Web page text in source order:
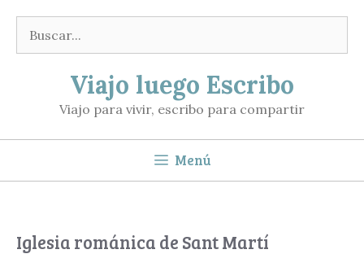
contenido
Buscar:
Viajo luego Escribo
Viajo para vivir, escribo para compartir
Menú
Iglesia románica de Sant Martí